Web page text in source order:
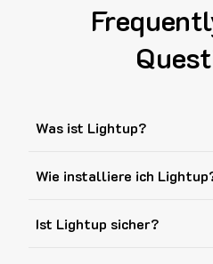
Was ist Lightup?
Wie installiere ich
Ist Lightup sicher?